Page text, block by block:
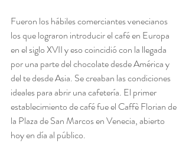
Fueron los hábiles comerciantes venecianos
los que lograron introducir el café en Europa
en el siglo XVII y eso coincidió con la llegada
por una parte del chocolate desde América y
del te desde Asia. Se creaban las condiciones
ideales para abrir una cafetería. El primer
establecimiento de café fue el Caffè Florian de
la Plaza de San Marcos en Venecia, abierto
hoy en día al público.